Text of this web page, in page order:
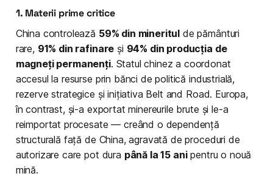
1. Materii prime critice
China controlează 59% din mineritul de pământuri
rare, 91% din rafinare și 94% din producția de
magneți permanenți. Statul chinez a coordonat
accesul la resurse prin bănci de politică industrială,
rezerve strategice și inițiativa Belt and Road. Europa,
în contrast, și-a exportat minereurile brute și le-a
reimportat procesate — creând o dependență
structurală față de China, agravată de proceduri de
autorizare care pot dura până la 15 anipentru o nouă
mină.